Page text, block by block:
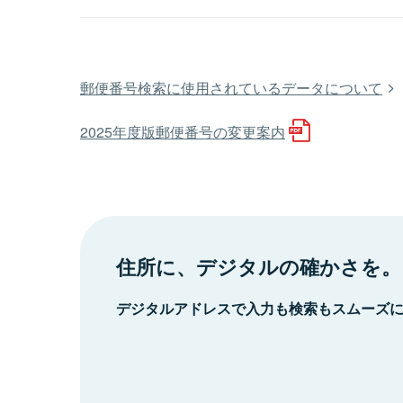
郵便番号検索に使用されているデータについて
2025年度版郵便番号の変更案内
住所に、デジタルの確かさを。
デジタルアドレスで入力も検索もスムーズ